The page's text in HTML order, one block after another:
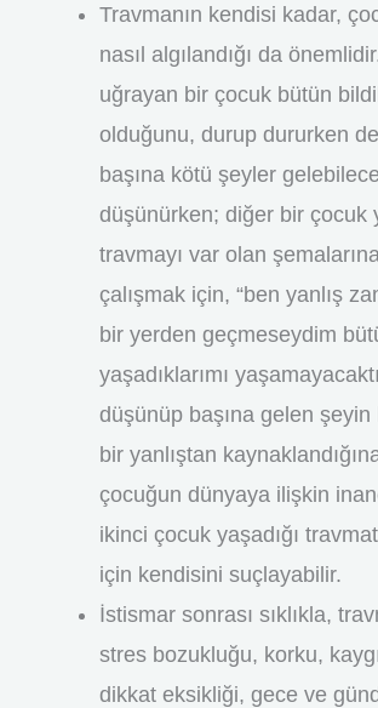
Travmanın kendisi kadar,
nasıl algılandığı da
uğrayan bir çocuk bütün
olduğunu, durup dururken
başına kötü şeyler
düşünürken; diğer bir çocuk
travmayı var olan
çalışmak için, “ben yanlış
bir yerden geçmeseydim
yaşadıklarımı
düşünüp başına gelen şeyin
bir yanlıştan
çocuğun dünyaya ilişkin
ikinci çocuk yaşadığı
için kendisini suçlayabilir.
İstismar sonrası sıklıkla,
stres bozukluğu, korku,
dikkat eksikliği, gece ve